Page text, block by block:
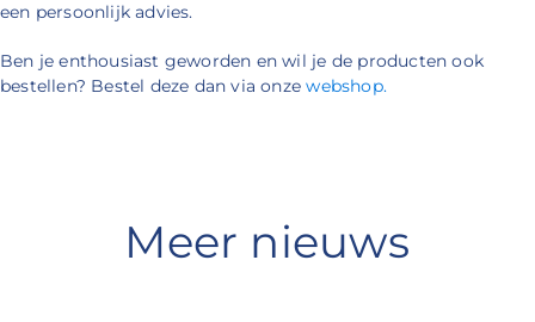
een persoonlijk advies.
Ben je enthousiast geworden en wil je de producten ook
bestellen? Bestel deze dan via onzewebshop.
Meer nieuws